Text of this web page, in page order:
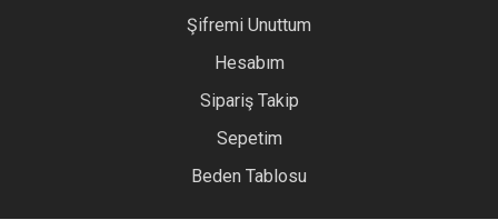
Şifremi Unuttum
Hesabım
Sipariş Takip
Sepetim
Beden Tablosu